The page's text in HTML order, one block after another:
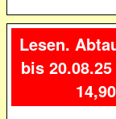
Lesen.
bis